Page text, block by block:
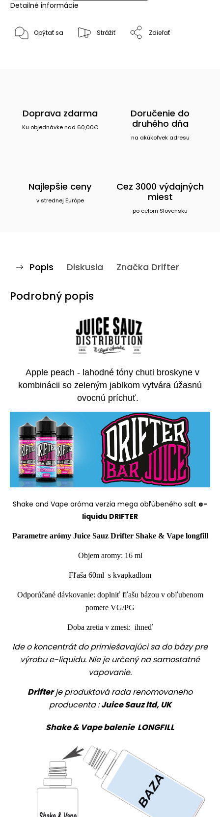
Detailné informácie
Opýtať sa Strážiť Zdieľať
Doprava zdarma
Ku objednávke nad 60,00€
Doručenie do
druhého dňa
na akúkoľvek adresu
Najlepšie ceny
v strednej Európe
Cez 3000 výdajných
miest
po celom Slovensku
Popis Diskusia Značka Drifter
Podrobný popis
Apple peach - lahodné tóny chuti broskyne v
kombinácii so zeleným jablkom vytvára úžasnú
ovocnú príchuť.
Shake and Vape aróma verzia mega obľúbeného salt e-
liquidu DRIFTER
Parametre arómy Juice Sauz Drifter Shake & Vape longfill
Objem aromy: 16 ml
Fľaša 60ml s kvapkadlom
Odporúčané dávkovanie: doplniť fľašu bázou v obľubenom
pomere VG/PG
Doba zretia v zmesi: ihneď
Ide o koncentrát do primiešavajúci sa do bázy pre
výrobu e-liquidu. Nie je určený na samostatné
vapovanie.
Drifterje produktová rada renomovaneho
producenta :Juice Sauz ltd, UK
Shake & Vape balenie LONGFILL